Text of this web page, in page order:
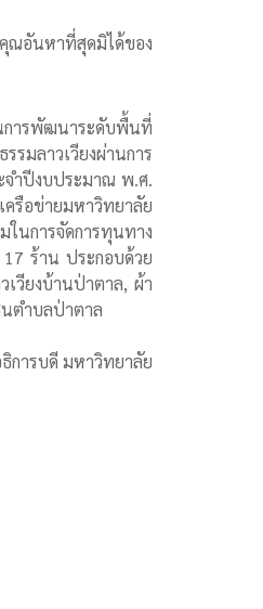
ณอันหาที่สุดมิได้ของ
การพัฒนาระดับพื้นที่
มลาวเวียงผ่านการ
จำปีงบประมาณ พ.ศ.
รือข่ายมหาวิทยาลัย
นการจัดการทุนทาง
ร้าน ประกอบด้วย
วียงบ้านป่าตาล, ผ้า
ตำบลป่าตาล
การบดี มหาวิทยาลัย